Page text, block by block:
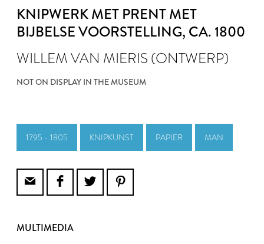
KNIPWERK MET PRENT MET
BIJBELSE VOORSTELLING, CA. 1800
WILLEM VAN MIERIS (ONTWERP)
NOT ON DISPLAY IN THE MUSEUM
1795 - 1805 KNIPKUNST PAPIER MAN
MULTIMEDIA